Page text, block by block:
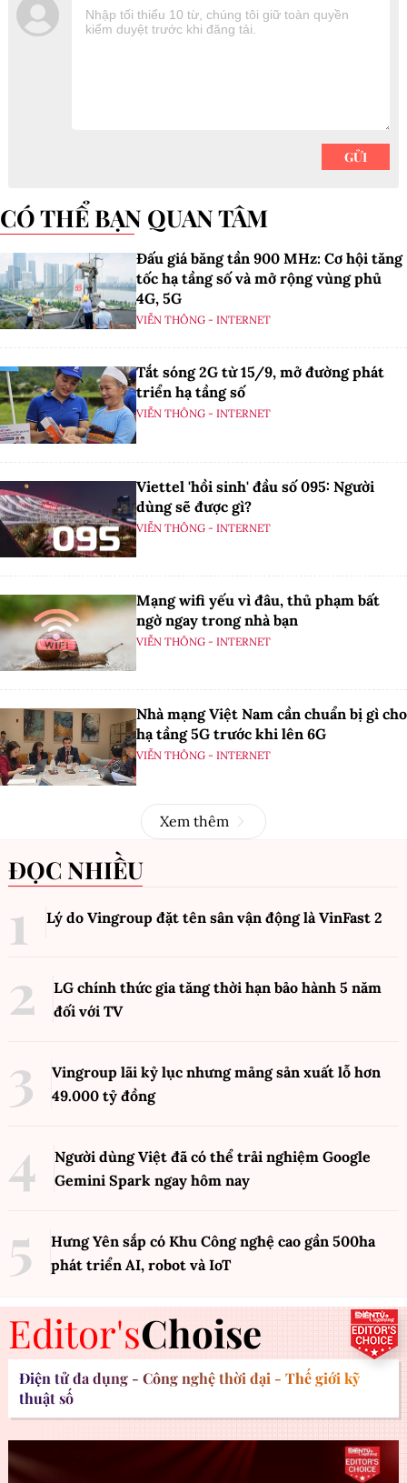
CÓ THỂ BẠN QUAN TÂM
Đấu giá băng tần 900 MHz: Cơ hội tăng
tốc hạ tầng số và mở rộng vùng phủ
4G, 5G
VIỄN THÔNG - INTERNET
Tắt sóng 2G từ 15/9, mở đường phát
triển hạ tầng số
VIỄN THÔNG - INTERNET
Viettel 'hồi sinh' đầu số 095: Người
dùng sẽ được gì?
VIỄN THÔNG - INTERNET
Mạng wifi yếu vì đâu, thủ phạm bất
ngờ ngay trong nhà bạn
VIỄN THÔNG - INTERNET
Nhà mạng Việt Nam cần chuẩn bị gì cho
hạ tầng 5G trước khi lên 6G
VIỄN THÔNG - INTERNET
Xem thêm
ĐỌC NHIỀU
Lý do Vingroup đặt tên sân vận động là VinFast 2
LG chính thức gia tăng thời hạn bảo hành 5 năm
đối với TV
Vingroup lãi kỷ lục nhưng mảng sản xuất lỗ hơn
49.000 tỷ đồng
Người dùng Việt đã có thể trải nghiệm Google
Gemini Spark ngay hôm nay
Hưng Yên sắp có Khu Công nghệ cao gần 500ha
phát triển AI, robot và IoT
Editor'sChoise
Điện tử đa dụng - Công nghệ thời đại - Thế giới kỹ
thuật số